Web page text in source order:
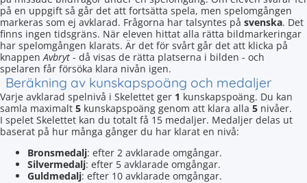
på en uppgift så går det att fortsätta spela, men spelomgången
markeras som ej avklarad. Frågorna har talsyntes på svenska. Det
finns ingen tidsgräns. När eleven hittat alla rätta bildmarkeringar
har spelomgången klarats. Är det för svårt går det att klicka på
knappenAvbryt - då visas de rätta platserna i bilden - och
spelaren får försöka klara nivån igen.
Beräkning av kunskapspoäng och medaljer
Varje avklarad spelnivå i Skelettet ger 1 kunskapspoäng. Du kan
samla maximalt 5 kunskapspoäng genom att klara alla 5 nivåer.
I spelet Skelettet kan du totalt få 15 medaljer. Medaljer delas ut
baserat på hur många gånger du har klarat en nivå:
Bronsmedalj: efter 2 avklarade omgångar.
Silvermedalj: efter 5 avklarade omgångar.
Guldmedalj: efter 10 avklarade omgångar.